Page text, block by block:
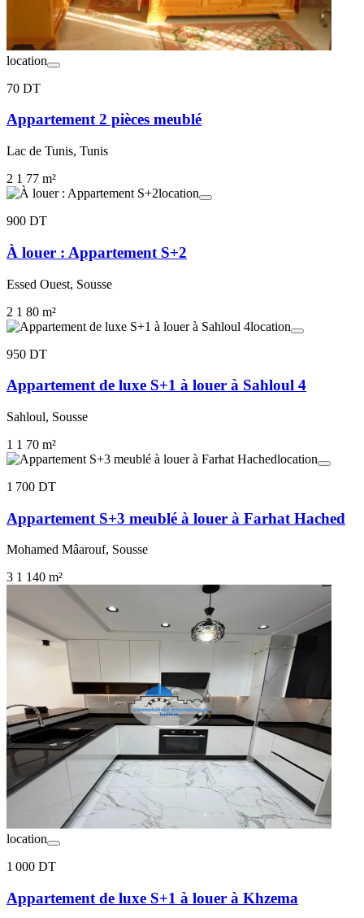
location
70 DT
Appartement 2 pièces meublé
Lac de Tunis, Tunis
2 1 77 m²
location
900 DT
À louer : Appartement S+2
Essed Ouest, Sousse
2 1 80 m²
location
950 DT
Appartement de luxe S+1 à louer à Sahloul 4
Sahloul, Sousse
1 1 70 m²
location
1 700 DT
Appartement S+3 meublé à louer à Farhat Hached
Mohamed Mâarouf, Sousse
3 1 140 m²
location
1 000 DT
Appartement de luxe S+1 à louer à Khzema